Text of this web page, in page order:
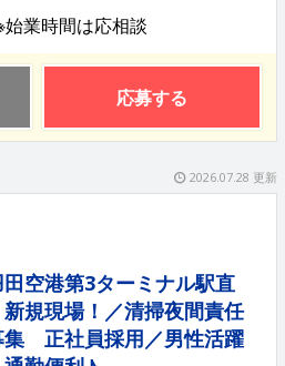
業時間は応相談
応募する
2026.07.28 更新
田空港第3ターミナル駅直
規現場！／清掃夜間責任
集 正社員採用／男性活躍